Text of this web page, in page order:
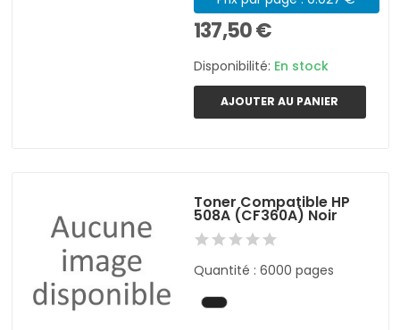
137,50 €
Disponibilité: En stock
AJOUTER AU PANIER
Toner Compatible HP
508A (CF360A) Noir
Quantité : 6000 pages